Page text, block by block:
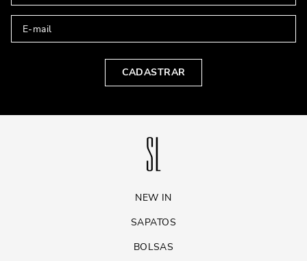
CADASTRAR
NEW IN
SAPATOS
BOLSAS